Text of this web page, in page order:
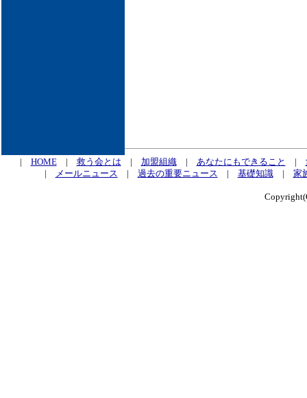
| HOME| 救う会とは | 加盟組織| あなたにもできること |
|
メールニュース | 過去の重要ニュース | 基礎知識| 家